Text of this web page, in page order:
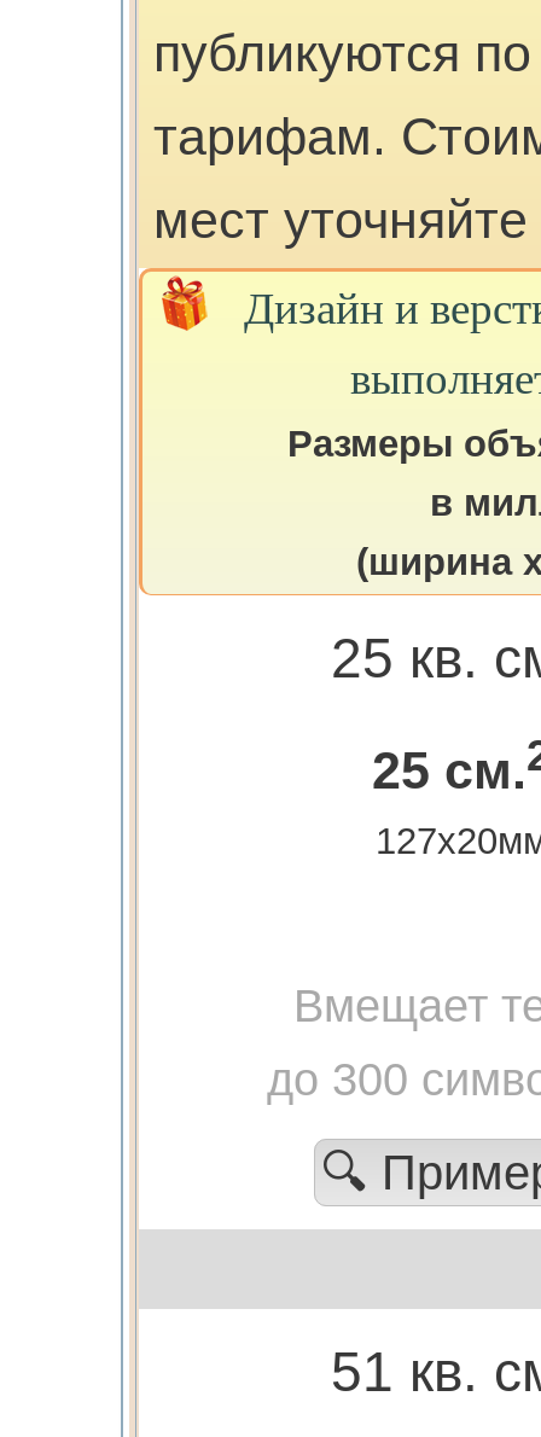
публикуются
тарифам.
мест
Дизайн и
Размеры
в
(ширина
25 кв.
25 см.
Вмещает
до 300
🔍
51 кв.